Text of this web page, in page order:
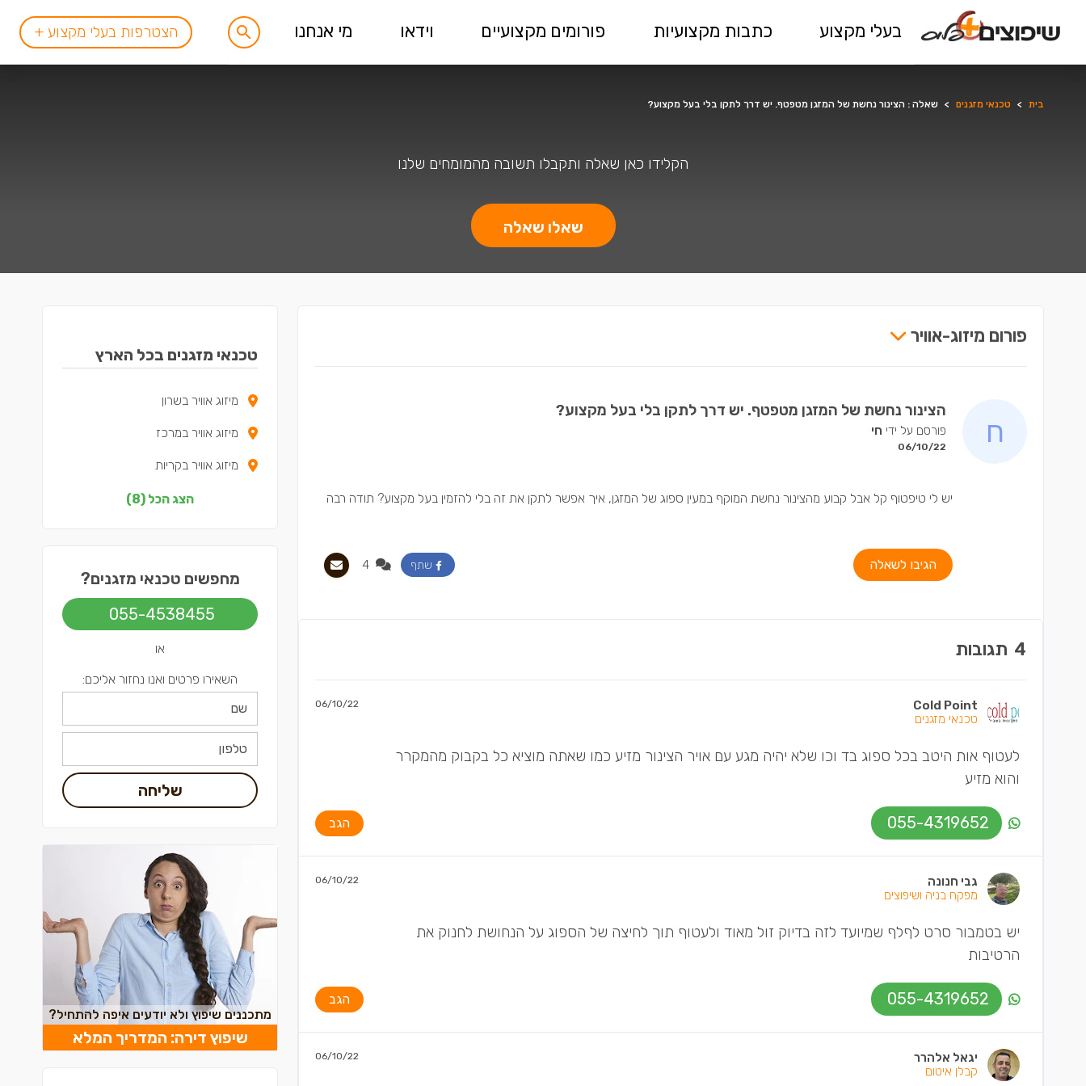
בעלי מקצוע כתבות מקצועיות פורומים מקצועיים וידאו מי אנחנו הצטרפות בעלי מקצוע +
בית > טכנאי מזגנים > שאלה : הצינור נחשת של המזגן מטפטף. יש דרך לתקן בלי בעל מקצוע?
הקלידו כאן שאלה ותקבלו תשובה מהמומחים שלנו
שאלו שאלה
פורום מיזוג-אוויר
הצינור נחשת של המזגן מטפטף. יש דרך לתקן בלי בעל מקצוע?
פורסם על ידי חי
06/10/22
יש לי טיפטוף קל אבל קבוע מהצינור נחשת המוקף במעין ספוג של המזגן, איך אפשר לתקן את זה בלי להזמין בעל מקצוע? תודה רבה
הגיבו לשאלה שתף
4 תגובות
Cold Point
טכנאי מזגנים
06/10/22
לעטוף אות היטב בכל ספוג בד וכו שלא יהיה מגע עם אויר הצינור מזיע כמו שאתה מוציא כל בקבוק מהמקרר
והוא מזיע
055-4319652 הגב
גבי חנונה
מפקח בניה ושיפוצים
06/10/22
יש בטמבור סרט לףלף שמיועד לזה בדיוק זול מאוד ולעטוף תוך לחיצה של הספוג על הנחושת לחנוק את
הרטיבות
055-4319652 הגב
יגאל אלהרר
קבלן איטום
06/10/22
טכנאי מזגנים בכל הארץ
מיזוג אוויר בשרון
מיזוג אוויר במרכז
מיזוג אוויר בקריות
מיזוג אוויר בדרום
מיזוג אוויר בשפלה
מיזוג אוויר בירושלים
מיזוג אוויר בתל אביב
הצג הכל (8)
מחפשים טכנאי מזגנים?
055-4538455
או
השאירו פרטים ואנו נחזור אליכם:
שליחה
מתכננים שיפוץ ולא יודעים איפה להתחיל?
שיפוץ דירה: המדריך המלא